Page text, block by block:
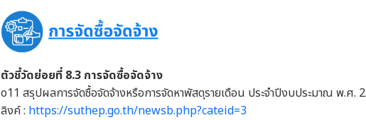
ตัวชี้วัดย่อยที่ 8.3 การจัดซื้อจัดจ้าง
o11 สรุปผลการจัดซื้อจัดจ้างหรือการจัดหาพัสดุรายเดือน ประจำปีงบประมาณ พ.ศ.
ลิงค์ : https://suthep.go.th/newsb.php?cateid=3